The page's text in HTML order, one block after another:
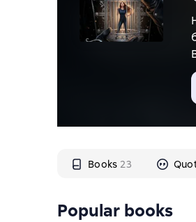
Books 23
Popular books